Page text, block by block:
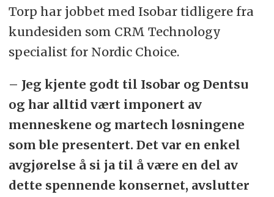
Torp har jobbet med Isobar tidligere fra
kundesiden som CRM Technology
specialist for Nordic Choice.
– Jeg kjente godt til Isobar og Dentsu
og har alltid vært imponert av
menneskene og martech løsningene
som ble presentert. Det var en enkel
avgjørelse å si ja til å være en del av
dette spennende konsernet, avslutter